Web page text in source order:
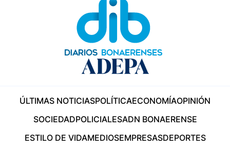
ÚLTIMAS NOTICIASPOLÍTICAECONOMÍAOPINIÓN
SOCIEDADPOLICIALESADN BONAERENSE
ESTILO DE VIDAMEDIOSEMPRESASDEPORTES